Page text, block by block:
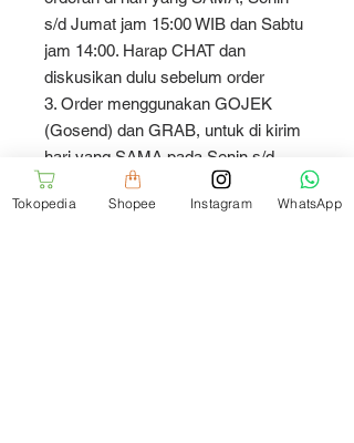
s/d Jumat jam 15:00 WIB dan Sabtu
jam 14:00. Harap CHAT dan
diskusikan dulu sebelum order
3. Order menggunakan GOJEK
(Gosend) dan GRAB, untuk di kirim
hari yang SAMA pada Senin s/d
Sabtu jam 08:00 - 14:00
4. Hari Minggu dan hari libur nasional
Tokopedia Shopee Instagram WhatsApp